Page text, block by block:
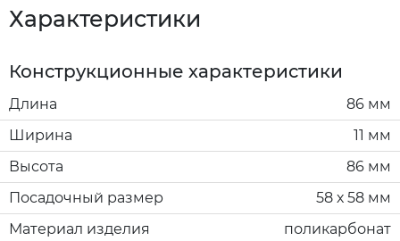
Характеристики
Конструкционные характеристики
Длина
86 мм
Ширина
11 мм
Высота
86 мм
Посадочный размер
58 х 58 мм
Материал изделия
поликарбонат